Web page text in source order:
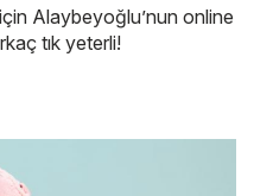
Alaybeyoğlu’nun online
tık yeterli!